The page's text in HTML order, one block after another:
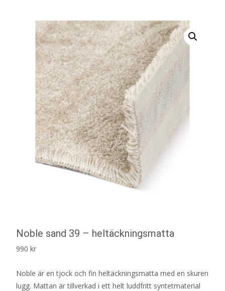
Noble sand 39 – heltäckningsmatta
990 kr
Noble är en tjock och fin heltäckningsmatta med en skuren
lugg. Mattan är tillverkad i ett helt luddfritt syntetmaterial